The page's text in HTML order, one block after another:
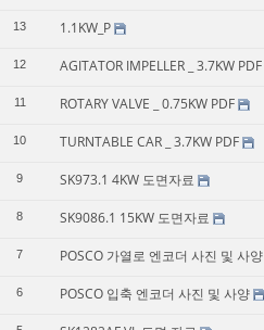
13 1.1KW_P
12 AGITATOR IMPELLER _ 3.7KW PDF
11 ROTARY VALVE _ 0.75KW PDF
10 TURNTABLE CAR _ 3.7KW PDF
9 SK973.1 4KW 도면자료
8 SK9086.1 15KW 도면자료
7 POSCO 가열로 엔코더 사진 및 사양
6 POSCO 입축 엔코더 사진 및 사양